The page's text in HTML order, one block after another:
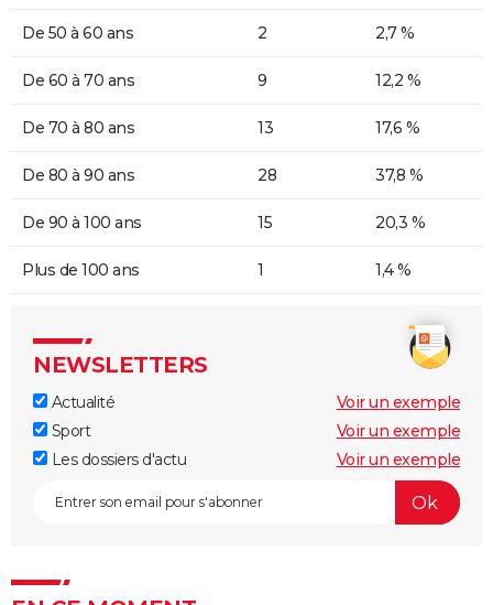
De 50 à 60 ans 2 2,7 %
De 60 à 70 ans 9 12,2 %
De 70 à 80 ans 13 17,6 %
De 80 à 90 ans 28 37,8 %
De 90 à 100 ans 15 20,3 %
Plus de 100 ans 1 1,4 %
NEWSLETTERS
Actualité
Voir un exemple
Sport
Voir un exemple
Les dossiers d'actu
Voir un exemple